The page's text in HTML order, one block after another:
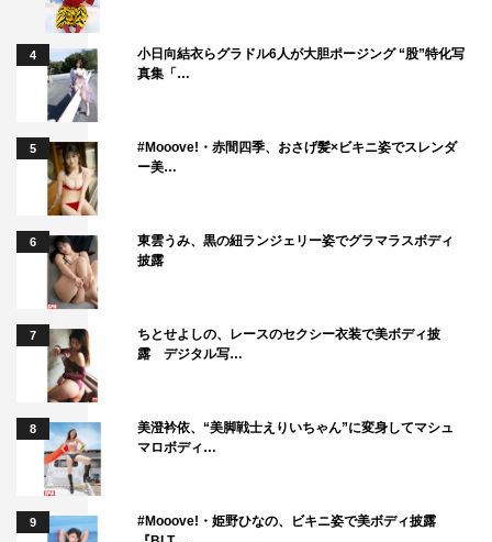
4
小日向結衣らグラドル6人が大胆ポージング “股”特化写
真集「…
5
#Mooove!・赤間四季、おさげ髪×ビキニ姿でスレンダ
ー美…
6
東雲うみ、黒の紐ランジェリー姿でグラマラスボディ
披露
7
ちとせよしの、レースのセクシー衣装で美ボディ披
露 デジタル写…
8
美澄衿依、“美脚戦士えりいちゃん”に変身してマシュ
マロボディ…
9
#Mooove!・姫野ひなの、ビキニ姿で美ボディ披露